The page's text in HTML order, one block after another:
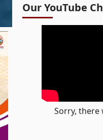
Our YouTube
Sorry, there